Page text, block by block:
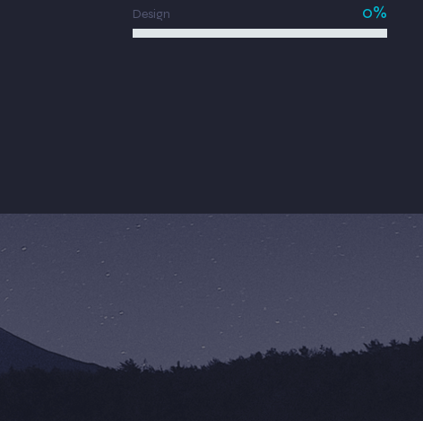
Design 0%